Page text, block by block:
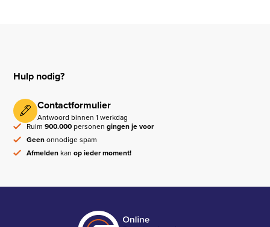
Hulp nodig?
Contactformulier
Antwoord binnen 1 werkdag
Ruim900.000personengingen je voor
Geenonnodige spam
Afmeldenkanop ieder moment!